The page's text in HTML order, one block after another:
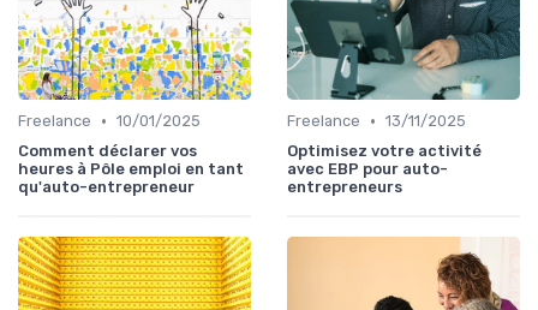
Freelance • 10/01/2025
Comment déclarer vos
heures à Pôle emploi en tant
qu'auto-entrepreneur
Freelance • 13/11/2025
Optimisez votre activité
avec EBP pour auto-
entrepreneurs